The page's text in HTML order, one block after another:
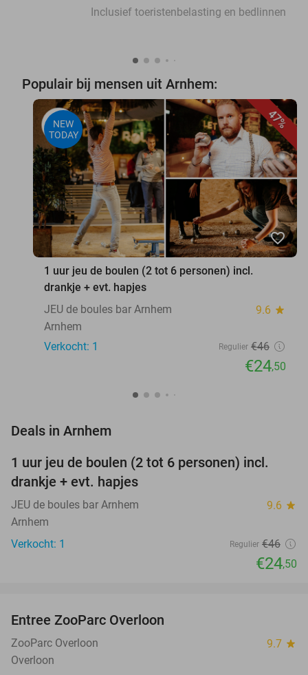
Inclusief toeristenbelasting en bedlinnen
Populair bij mensen uit Arnhem:
47%
NEW
TODAY
favorite_border
1 uur jeu de boulen (2 tot 6 personen) incl.
drankje + evt. hapjes
JEU de boules bar Arnhem
9.6 star
Arnhem
Verkocht: 1
Regulier €46
€24,50
Deals in Arnhem
47%
NEW
TODAY
1 uur jeu de boulen (2 tot 6 personen) incl.
drankje + evt. hapjes
JEU de boules bar Arnhem 9.6 star
Arnhem
Verkocht: 1
Regulier €46
€24,50
TODAY
Entree ZooParc Overloon
ZooParc Overloon 9.7 star
Overloon